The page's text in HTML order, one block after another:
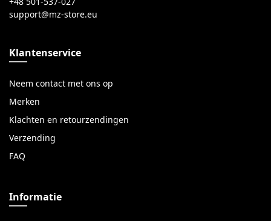
+48 501-537-027
Klantenservice
Neem contact met ons op
Merken
Klachten en retourzendingen
Verzending
FAQ
Informatie